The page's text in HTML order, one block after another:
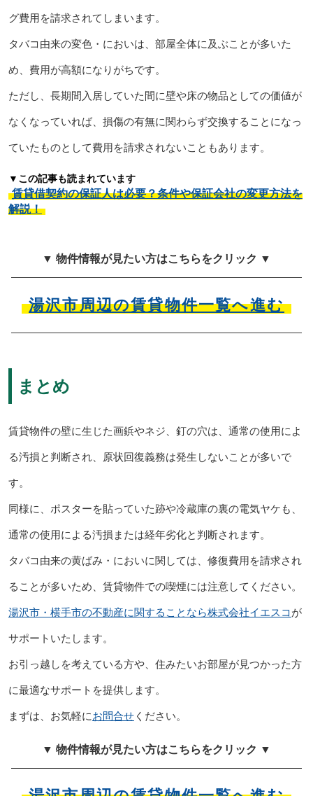
グ費用を請求されてしまいます。
タバコ由来の変色・においは、部屋全体に及ぶことが多いた
め、費用が高額になりがちです。
ただし、長期間入居していた間に壁や床の物品としての価値が
なくなっていれば、損傷の有無に関わらず交換することになっ
ていたものとして費用を請求されないこともあります。
▼この記事も読まれています
賃貸借契約の保証人は必要？条件や保証会社の変更方法を
解説！
▼ 物件情報が見たい方はこちらをクリック ▼
湯沢市周辺の賃貸物件一覧へ進む
まとめ
賃貸物件の壁に生じた画鋲やネジ、釘の穴は、通常の使用によ
る汚損と判断され、原状回復義務は発生しないことが多いで
す。
同様に、ポスターを貼っていた跡や冷蔵庫の裏の電気ヤケも、
通常の使用による汚損または経年劣化と判断されます。
タバコ由来の黄ばみ・においに関しては、修復費用を請求され
ることが多いため、賃貸物件での喫煙には注意してください。
湯沢市・横手市の不動産に関することなら株式会社イエスコ が
サポートいたします。
お引っ越しを考えている方や、住みたいお部屋が見つかった方
に最適なサポートを提供します。
まずは、お気軽にお問合せください。
▼ 物件情報が見たい方はこちらをクリック ▼